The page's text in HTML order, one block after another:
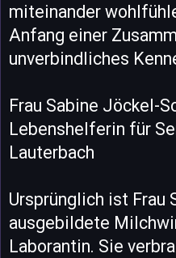
miteinander
Anfang einer
unverbindliches
Frau Sabine Jöckel-
Lebenshelferin für
Lauterbach
Ursprünglich ist Frau
ausgebildete
Laborantin. Sie